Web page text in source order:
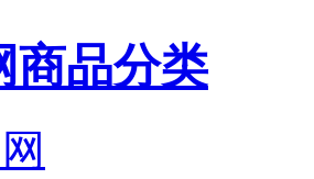
商品分类